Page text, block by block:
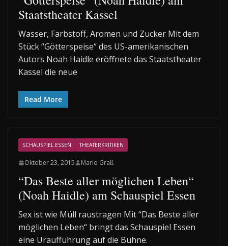
Staatstheater Kassel
Wasser, Farbstoff, Aromen und Zucker Mit dem
Stück “Götterspeise“ des US-amerikanischen
Autors Noah Haidle eröffnete das Staatstheater
Kassel die neue
Read More
SCHAUSPIEL ESSEN THEATERKRITIKEN
Oktober 23, 2015 Mario Graß
“Das Beste aller möglichen Leben“
(Noah Haidle) am Schauspiel Essen
Sex ist wie Müll raustragen Mit “Das Beste aller
möglichen Leben“ bringt das Schauspiel Essen
eine Uraufführung auf die Bühne.